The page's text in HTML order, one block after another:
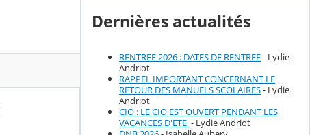
Dernières actualités
RENTREE 2026 : DATES DE RENTREE- Lydie
Andriot
RAPPEL IMPORTANT CONCERNANT LE
RETOUR DES MANUELS SCOLAIRES- Lydie
Andriot
CIO : LE CIO EST OUVERT PENDANT LES
VACANCES D'ETE - Lydie Andriot